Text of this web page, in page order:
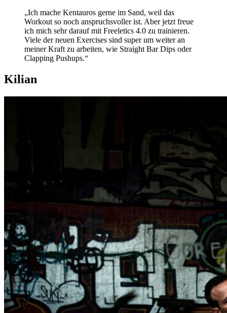
„Ich mache Kentauros gerne im Sand, weil das
Workout so noch anspruchsvoller ist. Aber jetzt freue
ich mich sehr darauf mit Freeletics 4.0 zu trainieren.
Viele der neuen Exercises sind super um weiter an
meiner Kraft zu arbeiten, wie Straight Bar Dips oder
Clapping Pushups.“
Kilian